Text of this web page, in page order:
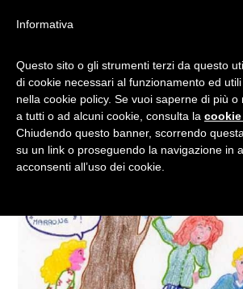
STREGA COMANDA
COLORE…ROSSO
Informativa
Questo sito o gli strumenti terzi da questo
di cookie necessari al funzionamento ed
nella cookie policy. Se vuoi saperne di più
a tutti o ad alcuni cookie, consulta la
Chiudendo questo banner, scorrendo
su un link o proseguendo la navigazione in
acconsenti all’uso dei cookie.